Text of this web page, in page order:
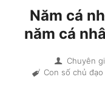
Năm cá
năm cá
Chuyên
Con số chủ đạo